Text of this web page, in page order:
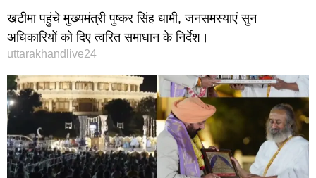
खटीमा पहुंचे मुख्यमंत्री पुष्कर सिंह धामी, जनसमस्याएं सुन
अधिकारियों को दिए त्वरित समाधान के निर्देश।
uttarakhandlive24